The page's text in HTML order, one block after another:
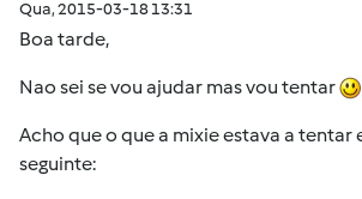
Qua, 2015-03-18 13:31
Boa tarde,
Nao sei se vou ajudar mas vou tentar
Acho que o que a mixie estava a tentar
seguinte: